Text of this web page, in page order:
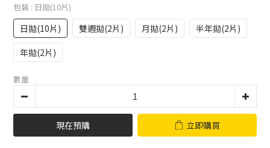
包裝 : 日拋(10片)
日拋(10片) 雙週拋(2片) 月拋(2片)
半年拋(2片)
年拋(2片)
數量
現在預購 立即購買